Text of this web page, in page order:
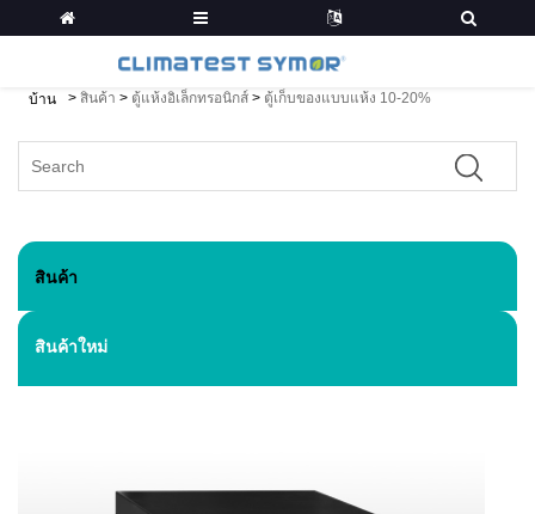
บ้าน > สินค้า > ตู้แห้งอิเล็กทรอนิกส์ > ตู้เก็บของแบบแห้ง 10-20%
สินค้า
สินค้าใหม่